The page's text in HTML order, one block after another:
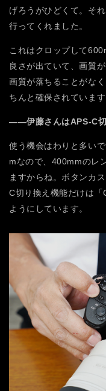
げろうがひどくて。そ
行ってくれました。
これはクロップして
良さが出ていて、画質
画質が落ちることがな
ちんと確保されていま
――伊藤さんはAPS-C切
使う機会はわりと多い
mなので、400mmのレ
ますからね。ボタンカ
C切り換え機能だけは
ようにしています。